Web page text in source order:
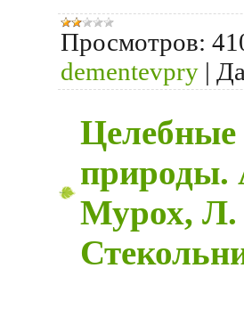
Просмотров:
dementevpry |
природы.
Мурох,